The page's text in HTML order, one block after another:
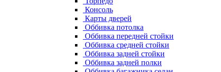
Консоль
Карты дверей
Оббивка потолка
Оббивка передней стойки
Оббивка средней стойки
Оббивка задней стойки
Оббивка задней полки